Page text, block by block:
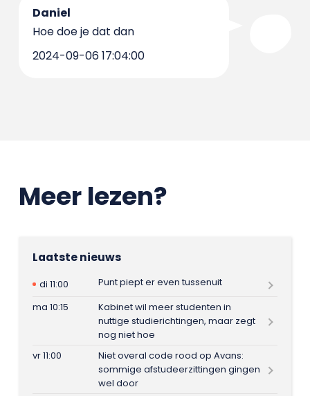
Daniel
Hoe doe je dat dan
2024-09-06 17:04:00
Meer lezen?
Laatste nieuws
di 11:00
Punt piept er even tussenuit
ma 10:15
Kabinet wil meer studenten in
nuttige studierichtingen, maar zegt
nog niet hoe
vr 11:00
Niet overal code rood op Avans:
sommige afstudeerzittingen gingen
wel door